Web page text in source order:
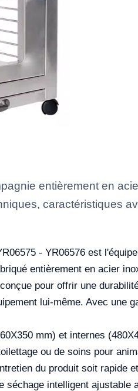
entièrement en
caractéristiques
- YR06576 est
entièrement en acier
pour offrir une
lui-même. Avec une
mm) et internes
ou de soins pour
du produit soit rapide
intelligent